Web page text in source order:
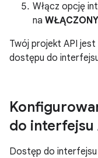
Włącz opcję
na WŁĄCZONY
Twój projekt API
dostępu do
do interfejsu
Dostęp do interfejsu